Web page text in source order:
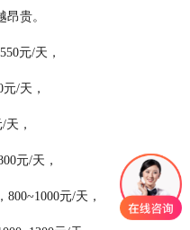
贵。
元/天，
/天，
，
元/天，
元/天，